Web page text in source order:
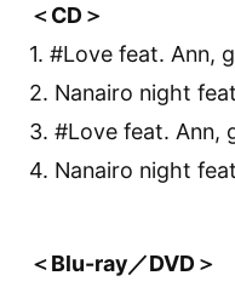
＜CD＞
1. #Love feat. Ann,
2. Nanairo night
3. #Love feat. Ann,
4. Nanairo night
＜Blu-ray／DVD＞